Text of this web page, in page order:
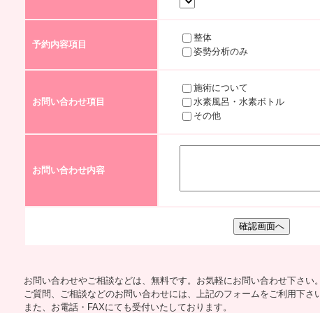
予約内容項目
整体
姿勢分析のみ
お問い合わせ項目
施術について
水素風呂・水素ボトル
その他
お問い合わせ内容
お問い合わせやご相談などは、無料です。お気軽にお問い合わせ下さい
ご質問、ご相談などのお問い合わせには、上記のフォームをご利用下さ
また、お電話・FAXにても受付いたしております。